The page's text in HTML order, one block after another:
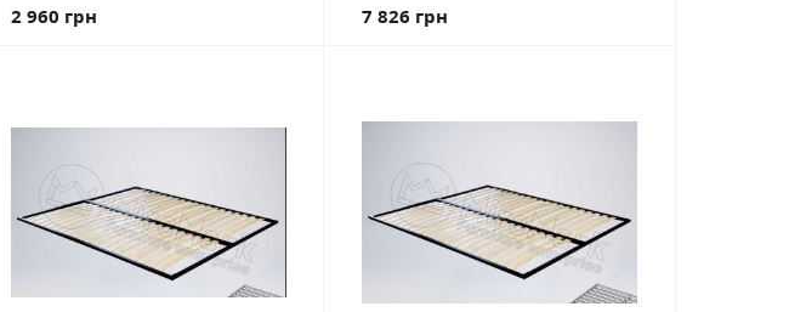
2 960 грн 7 826 грн